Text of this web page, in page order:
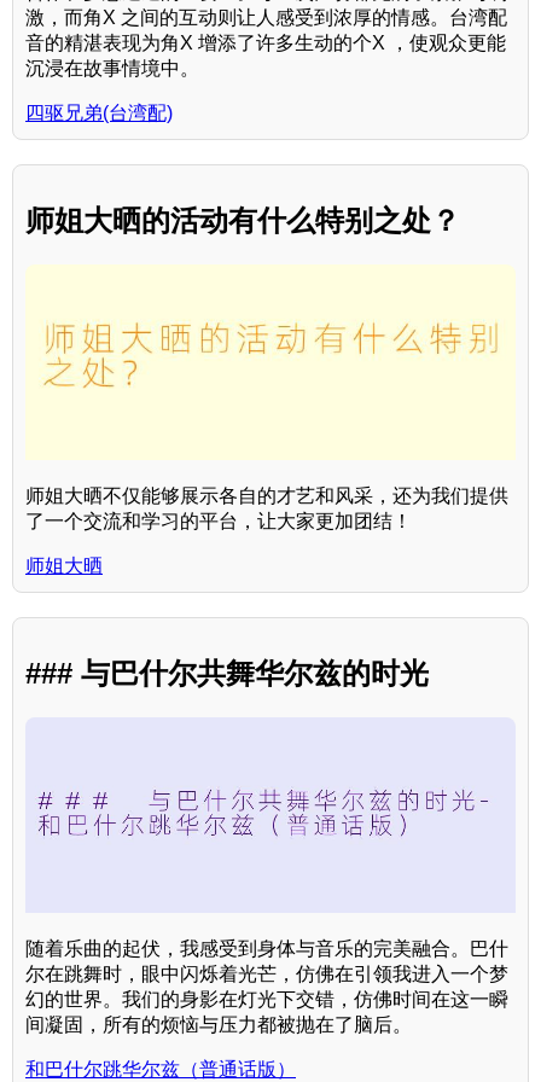
激，而角X 之间的互动则让人感受到浓厚的情感。台湾配
音的精湛表现为角X 增添了许多生动的个X ，使观众更能
沉浸在故事情境中。
四驱兄弟(台湾配)
师姐大晒的活动有什么特别之处？
师姐大晒不仅能够展示各自的才艺和风采，还为我们提供
了一个交流和学习的平台，让大家更加团结！
师姐大晒
### 与巴什尔共舞华尔兹的时光
随着乐曲的起伏，我感受到身体与音乐的完美融合。巴什
尔在跳舞时，眼中闪烁着光芒，仿佛在引领我进入一个梦
幻的世界。我们的身影在灯光下交错，仿佛时间在这一瞬
间凝固，所有的烦恼与压力都被抛在了脑后。
和巴什尔跳华尔兹（普通话版）